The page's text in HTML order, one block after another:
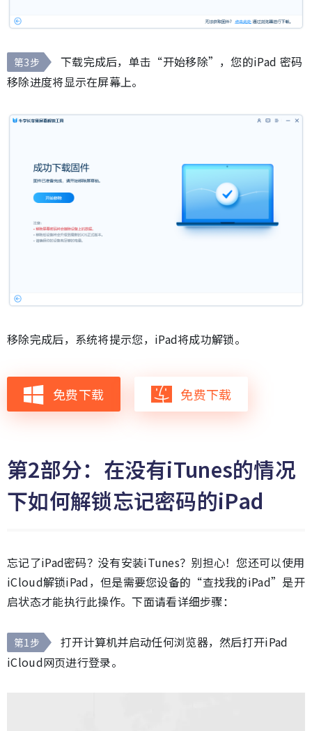
第3步
下载完成后，单击“开始移除”，您的iPad 密码
移除进度将显示在屏幕上。
移除完成后，系统将提示您，iPad将成功解锁。
免费下载 免费下载
第2部分：在没有iTunes的情况
下如何解锁忘记密码的iPad
忘记了iPad密码？没有安装iTunes？别担心！您还可以使用
iCloud解锁iPad，但是需要您设备的“查找我的iPad”是开
启状态才能执行此操作。下面请看详细步骤：
第1步
打开计算机并启动任何浏览器，然后打开iPad
iCloud网页进行登录。